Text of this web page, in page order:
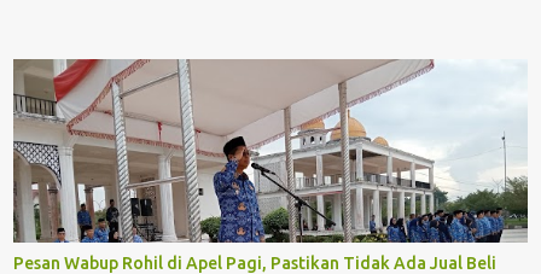
Pesan Wabup Rohil di Apel Pagi, Pastikan Tidak Ada Jual Beli